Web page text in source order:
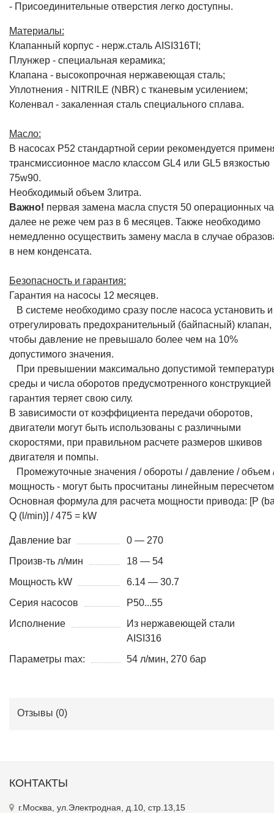
- Присоединительные отверстия легко доступны.
Материалы:
Клапанный корпус - нерж.сталь AISI316TI;
Плунжер - специальная керамика;
Клапана - высокопрочная нержавеющая сталь;
Уплотнения - NITRILE (NBR) с тканевым усилением;
Коленвал - закаленная сталь специального сплава.
Масло:
В насосах P52 стандартной серии рекомендуется
трансмиссионное масло классом GL4 или GL5 вязкостью
75w90.
Необходимый объем 3литра.
Важно! первая замена масла спустя 50 операционных
далее не реже чем раз в 6 месяцев. Также необходимо
немедленно осуществить замену масла в случае
в нем конденсата.
Безопасность и гарантия:
Гарантия на насосы 12 месяцев.
В системе необходимо сразу после насоса установить и
отрегулировать предохранительный (байпасный) клапан,
чтобы давление не превышало более чем на 10%
допустимого значения.
При превышении максимально допустимой
среды и числа оборотов предусмотренного конструкцией
гарантия теряет свою силу.
В зависимости от коэффициента передачи оборотов,
двигатели могут быть использованы с различными
скоростями, при правильном расчете размеров шкивов
двигателя и помпы.
Промежуточные значения / обороты / давление / объем
мощность - могут быть просчитаны линейным
Основная формула для расчета мощности привода: [P
Q (l/min)] / 475 = kW
Давление bar
0 — 270
Произв-ть л/мин
18 — 54
Мощность kW
6.14 — 30.7
Серия насосов
P50...55
Исполнение
Из нержавеющей стали
AISI316
Параметры max:
54 л/мин, 270 бар
Отзывы (0)
КОНТАКТЫ
г.Москва, ул.Электродная, д.10, стр.13,15